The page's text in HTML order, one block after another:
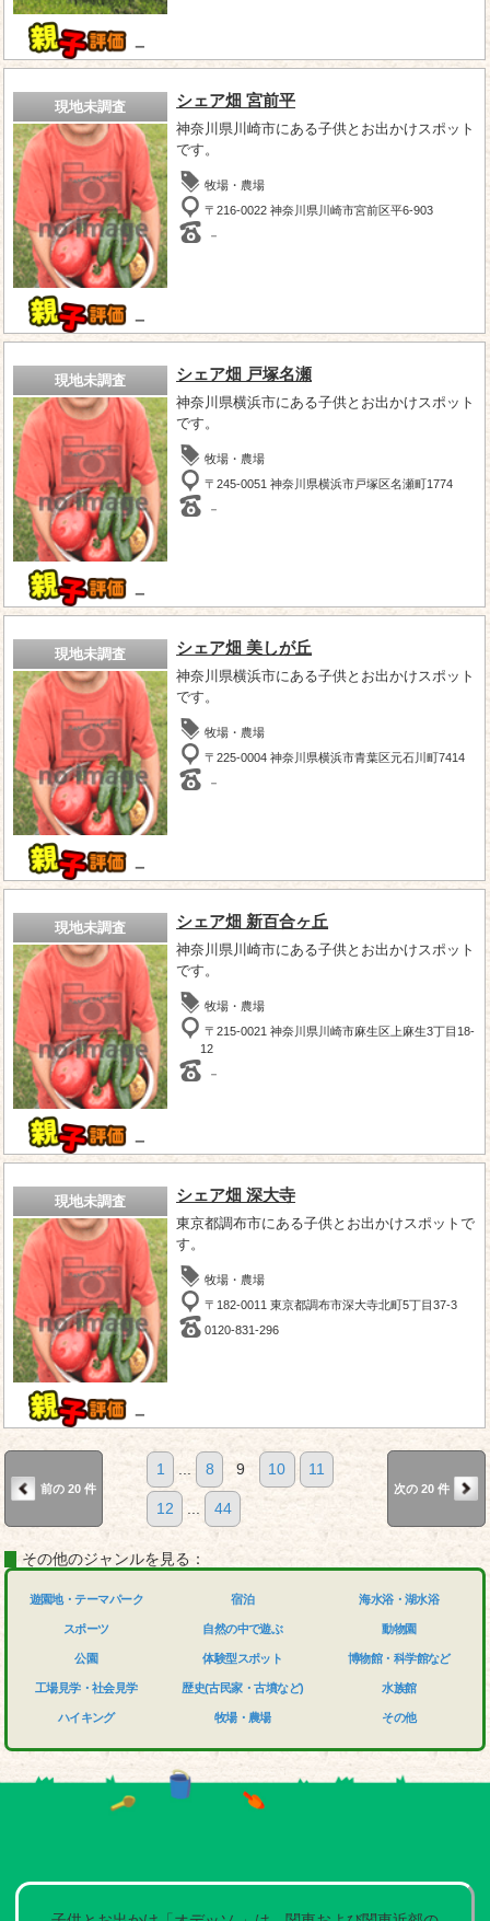
－
現地未調査
－
シェア畑 宮前平
神奈川県川崎市にある子供とお出かけスポット
です。
牧場・農場
〒216-0022 神奈川県川崎市宮前区平6-903
－
現地未調査
－
シェア畑 戸塚名瀬
神奈川県横浜市にある子供とお出かけスポット
です。
牧場・農場
〒245-0051 神奈川県横浜市戸塚区名瀬町1774
－
現地未調査
－
シェア畑 美しが丘
神奈川県横浜市にある子供とお出かけスポット
です。
牧場・農場
〒225-0004 神奈川県横浜市青葉区元石川町7414
－
現地未調査
－
シェア畑 新百合ヶ丘
神奈川県川崎市にある子供とお出かけスポット
です。
牧場・農場
〒215-0021 神奈川県川崎市麻生区上麻生3丁目18-
12
－
現地未調査
－
シェア畑 深大寺
東京都調布市にある子供とお出かけスポットで
す。
牧場・農場
〒182-0011 東京都調布市深大寺北町5丁目37-3
0120-831-296
前の 20 件
1 ... 8 9 10 11
12 ... 44
次の 20 件
その他のジャンルを見る：
遊園地・テーマパーク
スポーツ
公園
工場見学・社会見学
ハイキング
宿泊
自然の中で遊ぶ
体験型スポット
歴史(古民家・古墳など)
牧場・農場
海水浴・湖水浴
動物園
博物館・科学館など
水族館
その他